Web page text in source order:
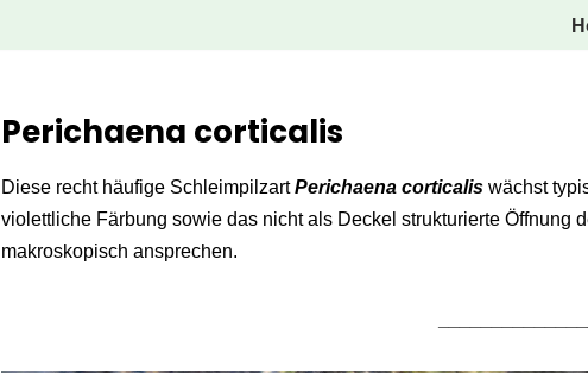
Perichaena corticalis
Diese recht häufige SchleimpilzartPerichaena corticalis wächst
violettliche Färbung sowie das nicht als Deckel strukturierte Öffnung
makroskopisch ansprechen.